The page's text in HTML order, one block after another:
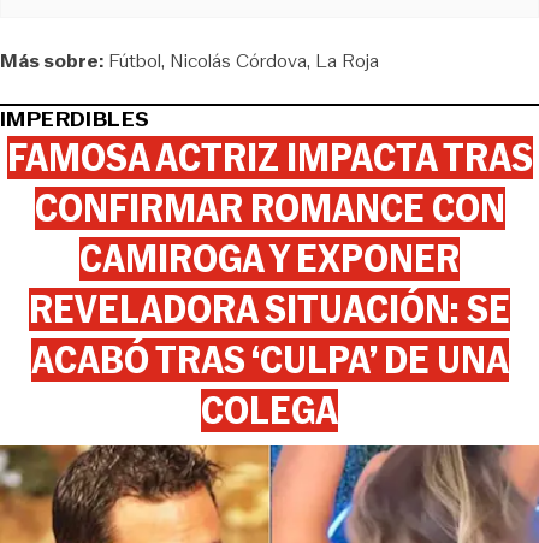
Más sobre: Fútbol Nicolás Córdova La Roja
IMPERDIBLES
FAMOSA ACTRIZ IMPACTA TRAS
CONFIRMAR ROMANCE CON
CAMIROGA Y EXPONER
REVELADORA SITUACIÓN: SE
ACABÓ TRAS ‘CULPA’ DE UNA
COLEGA